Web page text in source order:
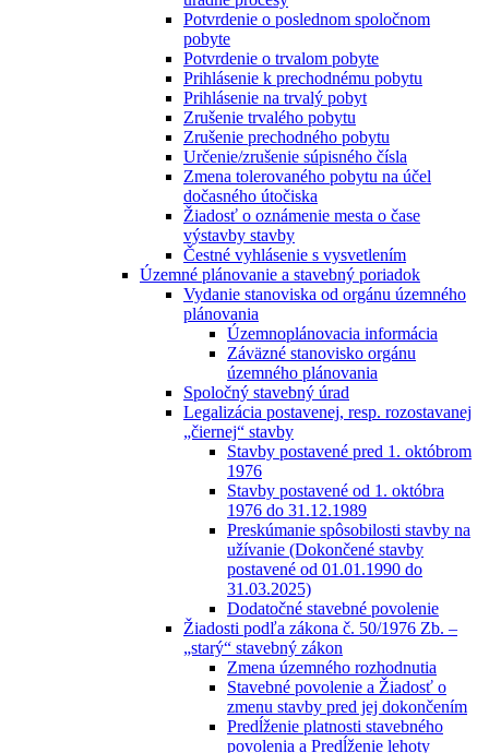
Potvrdenie o poslednom spoločnom
pobyte
Potvrdenie o trvalom pobyte
Prihlásenie k prechodnému pobytu
Prihlásenie na trvalý pobyt
Zrušenie trvalého pobytu
Zrušenie prechodného pobytu
Určenie/zrušenie súpisného čísla
Zmena tolerovaného pobytu na účel
dočasného útočiska
Žiadosť o oznámenie mesta o čase
výstavby stavby
Čestné vyhlásenie s vysvetlením
Územné plánovanie a stavebný poriadok
Vydanie stanoviska od orgánu územného
plánovania
Územnoplánovacia informácia
Záväzné stanovisko orgánu
územného plánovania
Spoločný stavebný úrad
Legalizácia postavenej, resp. rozostavanej
„čiernej“ stavby
Stavby postavené pred 1. októbrom
1976
Stavby postavené od 1. októbra
1976 do 31.12.1989
Preskúmanie spôsobilosti stavby na
užívanie (Dokončené stavby
postavené od 01.01.1990 do
31.03.2025)
Dodatočné stavebné povolenie
Žiadosti podľa zákona č. 50/1976 Zb. –
„starý“ stavebný zákon
Zmena územného rozhodnutia
Stavebné povolenie a Žiadosť o
zmenu stavby pred jej dokončením
Predĺženie platnosti stavebného
povolenia a Predĺženie lehoty